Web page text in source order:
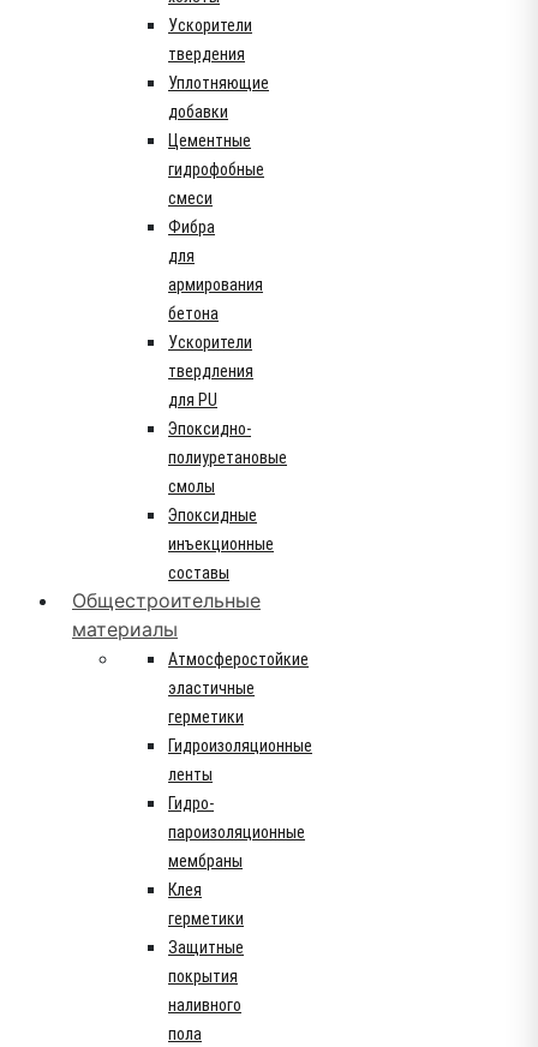
Ускорители
твердения
Уплотняющие
добавки
Цементные
гидрофобные
смеси
Фибра
для
армирования
бетона
Ускорители
твердления
для PU
Эпоксидно-
полиуретановые
смолы
Эпоксидные
инъекционные
составы
Общестроительные
материалы
Атмосферостойкие
эластичные
герметики
Гидроизоляционные
ленты
Гидро-
пароизоляционные
мембраны
Клея
герметики
Защитные
покрытия
наливного
пола